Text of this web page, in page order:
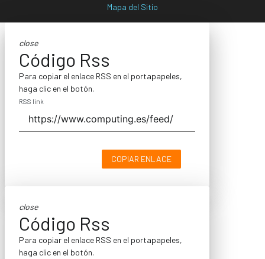
Mapa del Sitio
close
Código Rss
Para copiar el enlace RSS en el portapapeles,
haga clic en el botón.
RSS link
COPIAR ENLACE
close
Código Rss
Para copiar el enlace RSS en el portapapeles,
haga clic en el botón.